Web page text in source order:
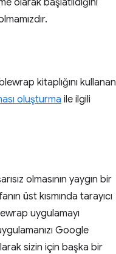
olarak başlatıldığını
kitaplığını kullanan
oluşturma ile ilgili
olmasının yaygın bir
üst kısmında tarayıcı
uygulamayı
Google
sizin için başka bir